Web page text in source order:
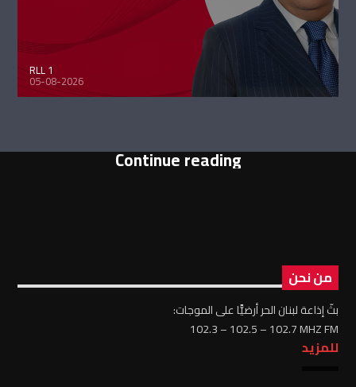
RLL 1
05-08-2026
Continue reading
من نحن
بثّ إذاعة لبنان الحر أرضيًّا على الموجات:
102.3 – 102.5 – 102.7 MHZ FM
للمزيد